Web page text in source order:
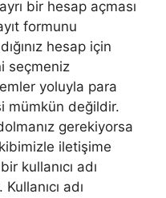
bir hesap açması
formunu
hesap için
seçmeniz
yoluyla para
mümkün değildir.
gerekiyorsa
iletişime
kullanıcı adı
adı